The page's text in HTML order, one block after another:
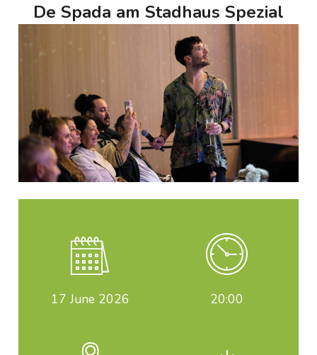
De Spada am Stadhaus Spezial
17 June 2026 20:00